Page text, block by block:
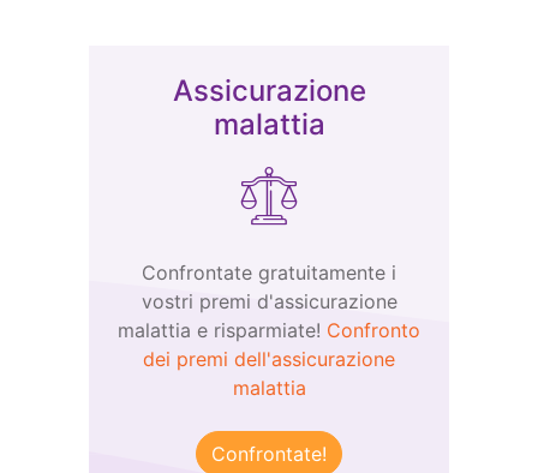
Assicurazione
malattia
Confrontate gratuitamente i
vostri premi d'assicurazione
malattia e risparmiate! Confronto
dei premi dell'assicurazione
malattia
Confrontate!